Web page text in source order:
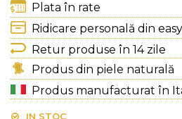
Genți Gri
Genți Maro
Genți Multicolore
Genți Negre
Genți Nude
Genți Portocalii
Plata în rate
Ridicare personală din
Retur produse în 14 zile
Produs din piele naturală
Produs manufacturat în
IN STOC